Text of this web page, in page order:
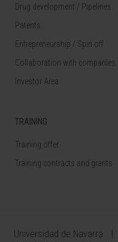
Drug development / Pipelines
Patents
Entrepreneurship / Spin off
Collaboration with companies
Investor Area
TRAINING
Training offer
Training contracts and grants
Universidad de Navarra